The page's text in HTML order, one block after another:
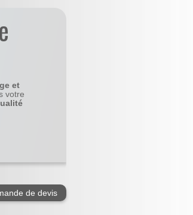
et
votre
de devis